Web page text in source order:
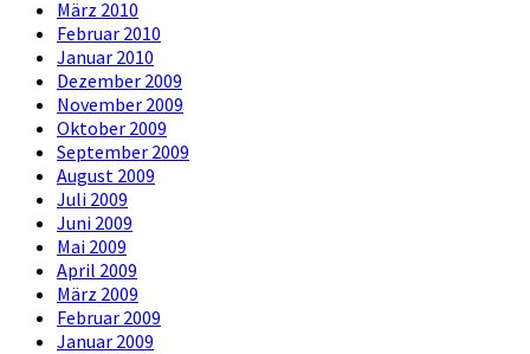
März 2010
Februar 2010
Januar 2010
Dezember 2009
November 2009
Oktober 2009
September 2009
August 2009
Juli 2009
Juni 2009
Mai 2009
April 2009
März 2009
Februar 2009
Januar 2009